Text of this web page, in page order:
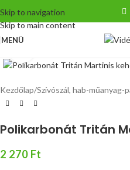
Skip to navigation
Skip to main content
MENÜ
Kezdőlap/Szívószál, hab-műanyag-
Polikarbonát Tritán
2 270 Ft